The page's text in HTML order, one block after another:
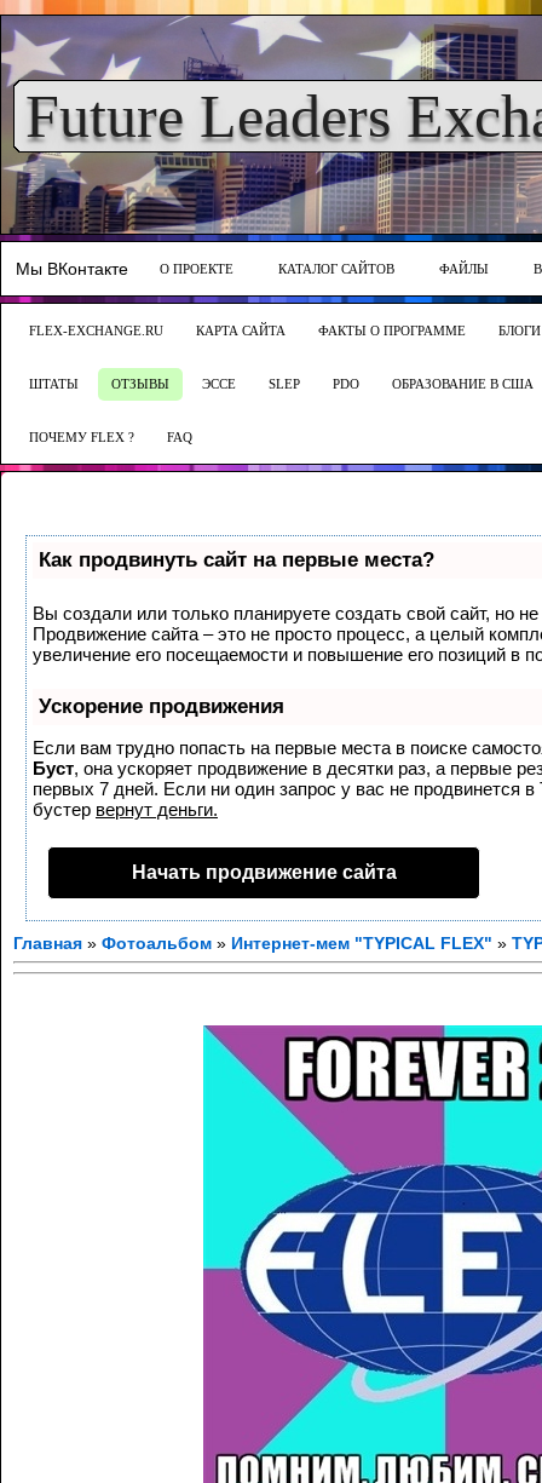
Future Leaders
Мы ВКонтакте О ПРОЕКТЕ КАТАЛОГ САЙТОВ ФАЙЛЫ
FLEX-EXCHANGE.RU КАРТА САЙТА ФАКТЫ О ПРОГРАММЕ
ШТАТЫ ОТЗЫВЫ ЭССЕ SLEP PDO ОБРАЗОВАНИЕ В США
ПОЧЕМУ FLEX ? FAQ
Как продвинуть сайт на первые места?
Вы создали или только планируете создать свой сайт, но не
Продвижение сайта – это не просто процесс, а целый
увеличение его посещаемости и повышение его позиций в
Ускорение продвижения
Если вам трудно попасть на первые места в поиске
Буст, она ускоряет продвижение в десятки раз, а первые
первых 7 дней. Если ни один запрос у вас не продвинется
бустер вернут деньги.
Начать продвижение сайта
Главная » Фотоальбом » Интернет-мем "TYPICAL FLEX" »